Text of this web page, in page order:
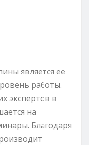
является ее
работы.
экспертов в
на
Благодаря